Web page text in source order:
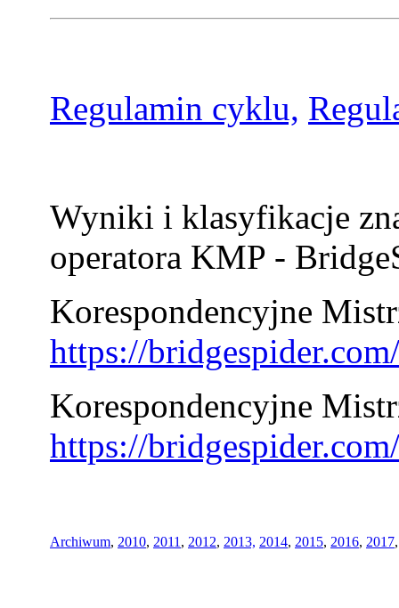
Regulamin cyklu,
Wyniki i klasyfikacje
operatora KMP -
Korespondencyjne
https://
Korespondencyjne
https://
Archiwum, 2010, 2011 , 2012, 2013, 2014, 2015, 2016, 2017